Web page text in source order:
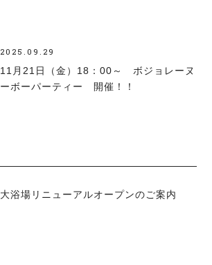
2025.09.29
11月21日（金）18：00～ ボジョレーヌ
ーボーパーティー 開催！！
大浴場リニューアルオープンのご案内